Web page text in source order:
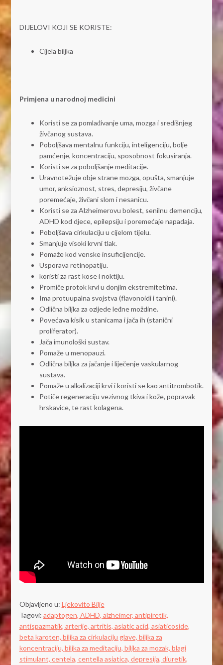
DIJELOVI KOJI SE KORISTE:
Cijela biljka
Primjena u narodnoj medicini
Koristi se za pomlađivanje uma, mozga i središnjeg
živčanog sustava.
Poboljšava mentalnu funkciju, inteligenciju, bolje
pamćenje, koncentraciju, sposobnost fokusiranja.
Koristi se za poboljšanje meditacije.
Uravnotežuje obje strane mozga, opušta, smanjuje
umor, anksioznost, stres, depresiju, živčane
poremećaje, živčani slom i nesanicu.
Koristi se za Alzheimerovu bolest, senilnu demenciju,
ADHD kod djece, epilepsiju i poremećaje napadaja.
Poboljšava cirkulaciju u cijelom tijelu.
Smanjuje visoki krvni tlak.
Pomaže kod venske insuficijencije.
Usporava retinopatiju.
koristi za rast kose i noktiju.
Promiče protok krvi u donjim ekstremitetima.
Ima protuupalna svojstva (flavonoidi i tanini).
Odlična biljka za ozljede leđne moždine.
Povećava kisik u stanicama i jača ih (stanični
proliferator).
Jača imunološki sustav.
Pomaže u menopauzi.
Odlična biljka za jačanje i liječenje vaskularnog
sustava.
Pomaže u alkalizaciji krvi i koristi se kao antitrombotik.
Potiče regeneraciju vezivnog tkiva i kože, popravak
hrskavice, te rast kolagena.
Objavljeno u: Ljekovito Bilje
Tagovi: adaptogen, ADHD, alzheimer, antipiretik,
antispazmatik, arterije, artritis, asiatic acid, asiaticoside,
beta karoten, biljka za cirkulaciju glave, biljka za
koncentraciju, biljka za meditaciju, biljka za mozak, blagi
stimulant, centela, centella asiatica, depresija, diuretik,